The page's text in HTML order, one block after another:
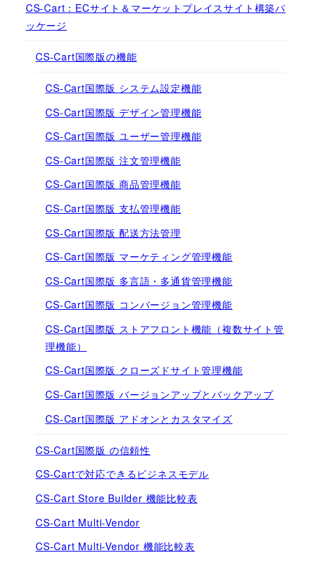
CS-Cart：ECサイト＆マーケットプレイスサイト構築パ
ッケージ
CS-Cart国際版の機能
CS-Cart国際版 システム設定機能
CS-Cart国際版 デザイン管理機能
CS-Cart国際版 ユーザー管理機能
CS-Cart国際版 注文管理機能
CS-Cart国際版 商品管理機能
CS-Cart国際版 支払管理機能
CS-Cart国際版 配送方法管理
CS-Cart国際版 マーケティング管理機能
CS-Cart国際版 多言語・多通貨管理機能
CS-Cart国際版 コンバージョン管理機能
CS-Cart国際版 ストアフロント機能（複数サイト管
理機能）
CS-Cart国際版 クローズドサイト管理機能
CS-Cart国際版 バージョンアップとバックアップ
CS-Cart国際版 アドオンとカスタマイズ
CS-Cart国際版 の信頼性
CS-Cartで対応できるビジネスモデル
CS-Cart Store Builder 機能比較表
CS-Cart Multi-Vendor
CS-Cart Multi-Vendor 機能比較表